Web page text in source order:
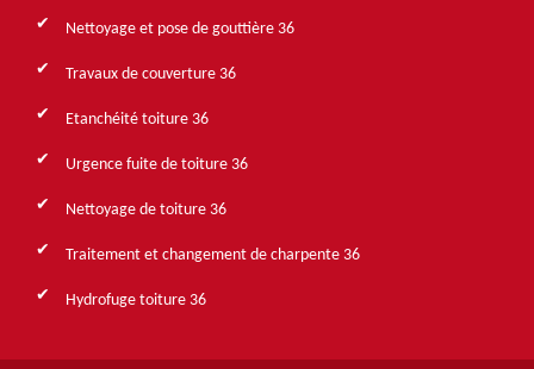
Nettoyage et pose de gouttière 36
Travaux de couverture 36
Etanchéité toiture 36
Urgence fuite de toiture 36
Nettoyage de toiture 36
Traitement et changement de charpente 36
Hydrofuge toiture 36